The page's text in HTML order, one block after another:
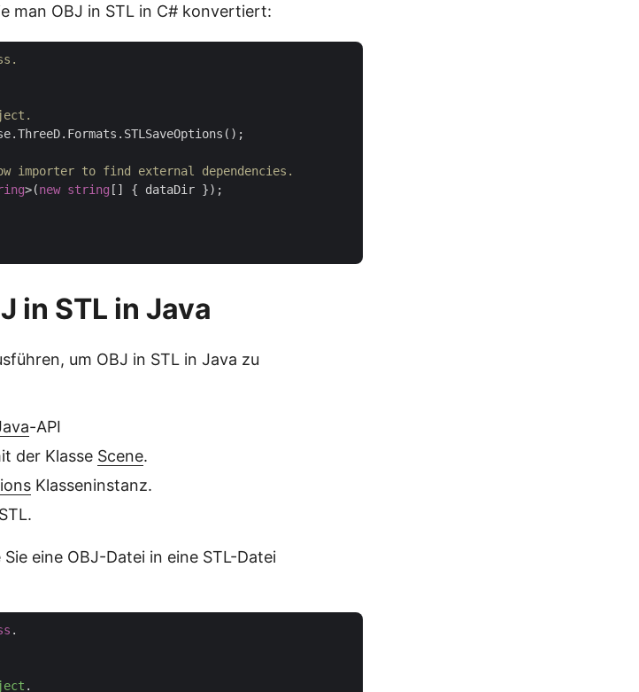
man OBJ in STL in C# konvertiert:
importer to find external dependencies.
>(new string [] { dataDir });
in STL in Java
um OBJ in STL in Java zu
-API
der Klasse Scene.
Klasseninstanz.
eine OBJ-Datei in eine STL-Datei
.
.